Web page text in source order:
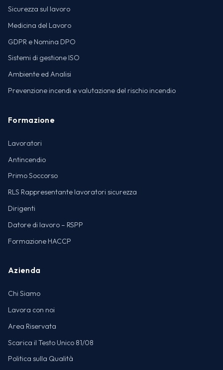
Sicurezza sul lavoro
Medicina del Lavoro
GDPR e Nomina DPO
Sistemi di gestione ISO
Ambiente ed Analisi
Prevenzione incendi e valutazione del rischio incendio
Formazione
Lavoratori
Antincendio
Primo Soccorso
RLS Rappresentante lavoratori sicurezza
Dirigenti
Datore di lavoro – RSPP
Formazione HACCP
Azienda
Chi Siamo
Lavora con noi
Area Riservata
Scarica il Testo Unico 81/08
Politica sulla Qualità